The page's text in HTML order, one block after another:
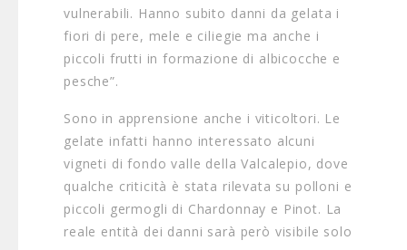
vulnerabili. Hanno subito danni da gelata i
fiori di pere, mele e ciliegie ma anche i
piccoli frutti in formazione di albicocche e
pesche”.
Sono in apprensione anche i viticoltori. Le
gelate infatti hanno interessato alcuni
vigneti di fondo valle della Valcalepio, dove
qualche criticità è stata rilevata su polloni e
piccoli germogli di Chardonnay e Pinot. La
reale entità dei danni sarà però visibile solo